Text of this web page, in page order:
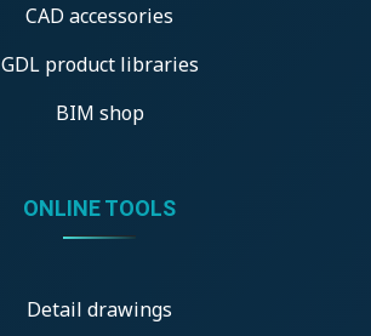
CAD accessories
GDL product libraries
BIM shop
ONLINE TOOLS
Detail drawings